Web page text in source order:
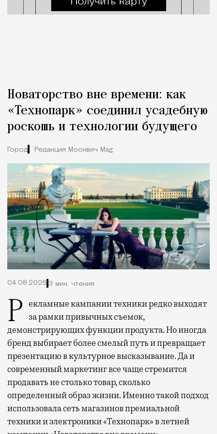
Новаторство вне времени: как
«Технопарк» соединил усадебную
роскошь и технологии будущего
Город Редакция Москвич Mag
04.08.2026 3 мин. чтения
Рекламные кампании техники редко выходят
за рамки привычных съемок,
демонстрирующих функции продукта. Но иногда
бренд выбирает более смелый путь и превращает
презентацию в культурное высказывание. Да и
современный маркетинг все чаще стремится
продавать не столько товар, сколько
определенный образ жизни. Именно такой подход
использовала сеть магазинов премиальной
техники и электроники «Технопарк» в летней